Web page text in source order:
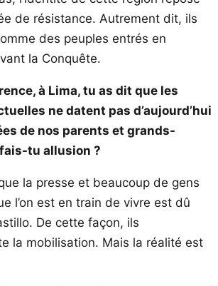
de résistance. Autrement dit, ils
des peuples entrés en
la Conquête.
à Lima, tu as dit que les
ne datent pas d’aujourd’hui
de nos parents et grands-
tu allusion ?
la presse et beaucoup de gens
l’on est en train de vivre est dû
De cette façon, ils
la mobilisation. Mais la réalité est